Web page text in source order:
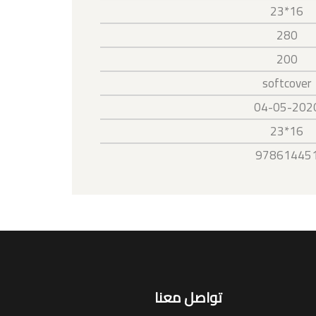
16*23
280
200
softcover
04-05-
16*23
978614451
تواصل معنا